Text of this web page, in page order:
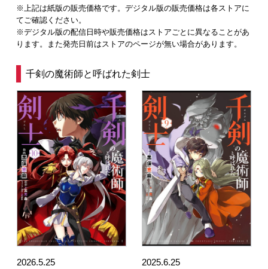
※上記は紙版の販売価格です。デジタル版の販売価格は各ストアに
てご確認ください。
※デジタル版の配信日時や販売価格はストアごとに異なることがあ
ります。また発売日前はストアのページが無い場合があります。
千剣の魔術師と呼ばれた剣士
2026.5.25
2025.6.25